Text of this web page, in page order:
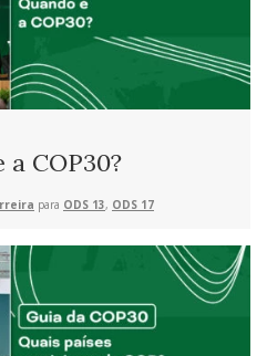
COP30?
para ODS 13, ODS 17